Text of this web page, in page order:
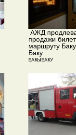
АЖД
продажи
маршруту
Баку
БАКЫБАКУ